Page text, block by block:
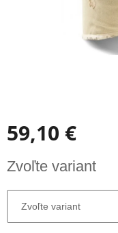
59,10 €
cena:
Zvoľte variant